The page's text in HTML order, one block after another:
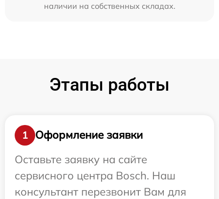
наличии на собственных складах.
Этапы работы
1
Оформление заявки
Оставьте заявку на сайте
сервисного центра Bosch. Наш
консультант перезвонит Вам для